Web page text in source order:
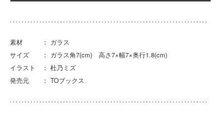
素材 ： ガラス
サイズ ： ガラス角7(cm) 高さ7×幅7×奥行1.8(cm)
イラスト ： 杜乃ミズ
発売元 ： TOブックス